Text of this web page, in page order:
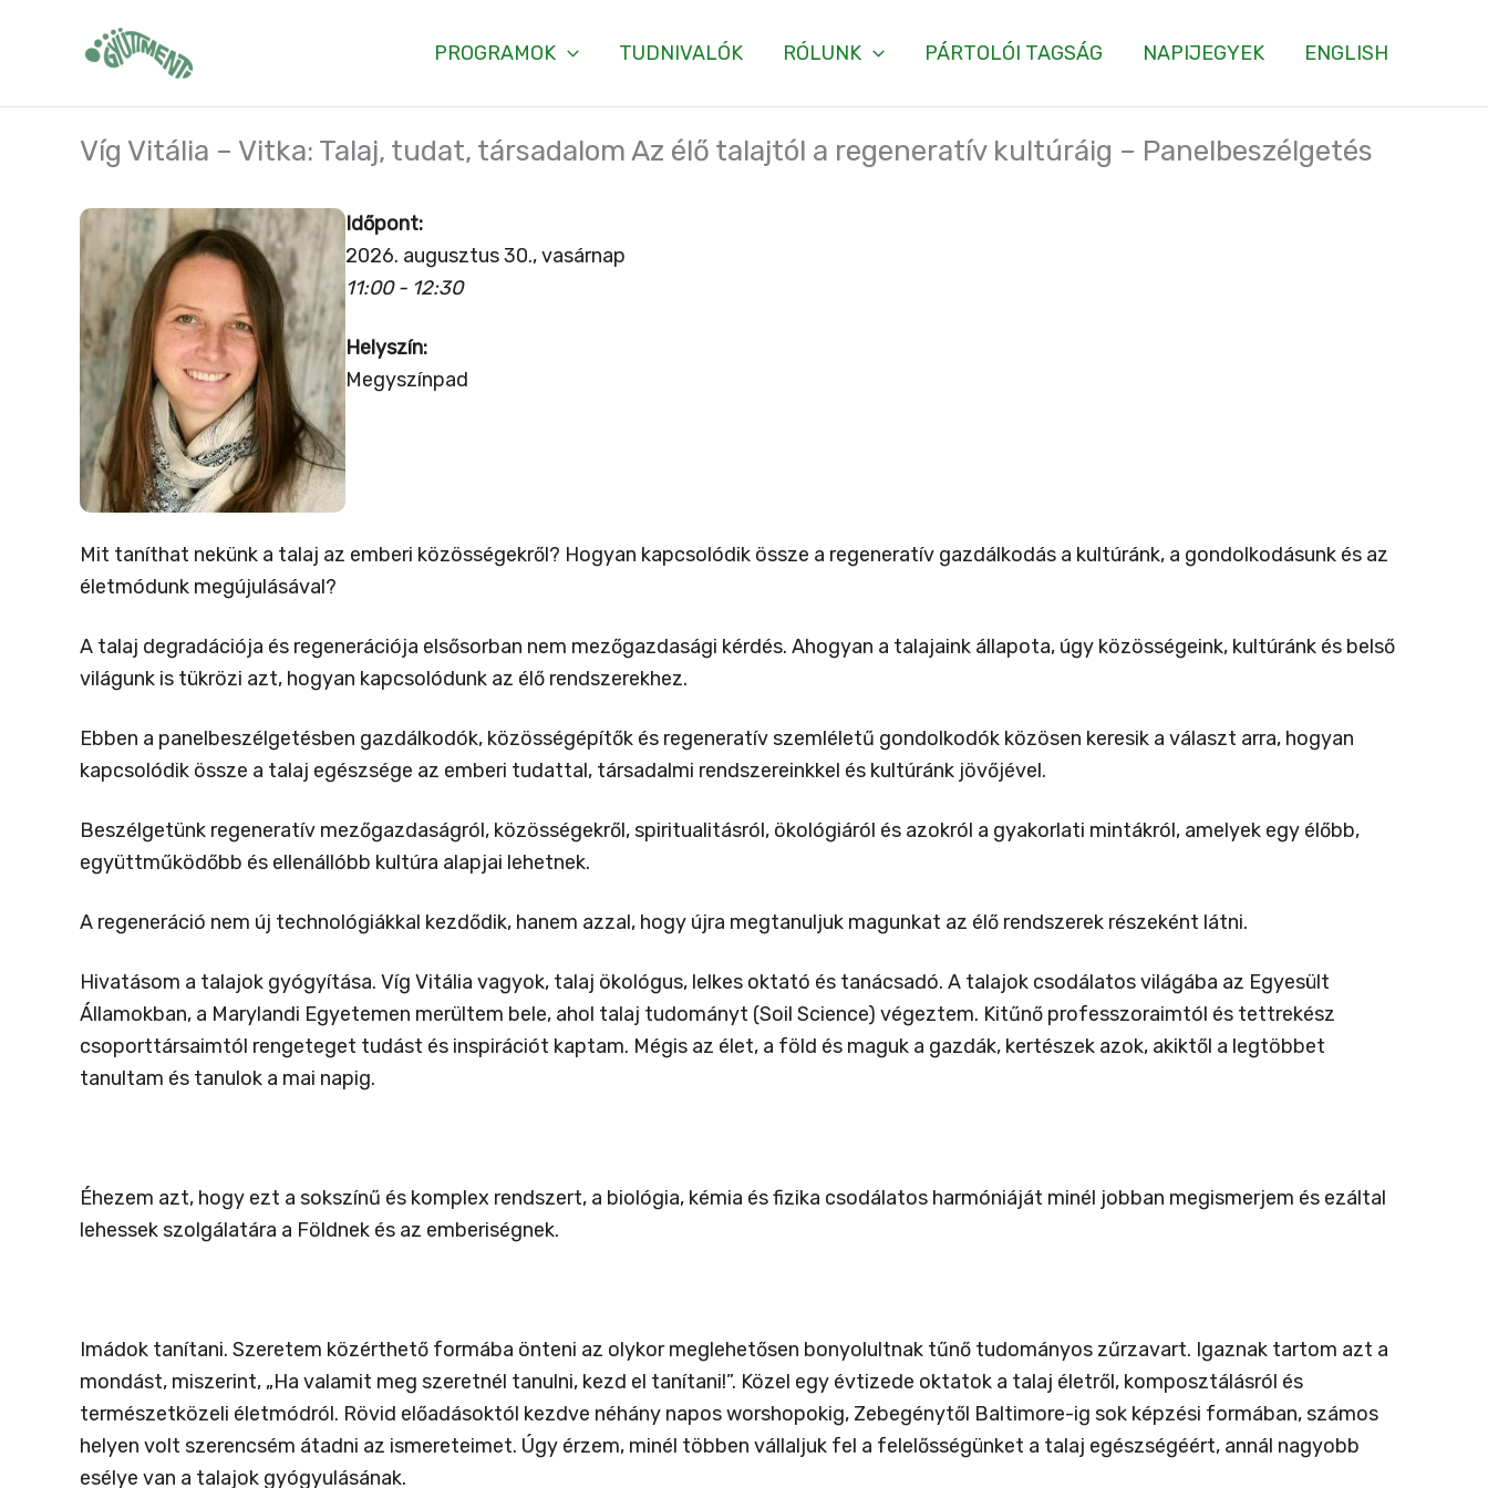
PROGRAMOK TUDNIVALÓK RÓLUNK PÁRTOLÓI TAGSÁG NAPIJEGYEK ENGLISH
Víg Vitália – Vitka: Talaj, tudat, társadalom Az élő talajtól a regeneratív kultúráig – Panelbeszélgetés
Időpont:
2026. augusztus 30., vasárnap
11:00 - 12:30
Helyszín:
Megyszínpad
Mit taníthat nekünk a talaj az emberi közösségekről? Hogyan kapcsolódik össze a regeneratív gazdálkodás a kultúránk, a gondolkodásunk és az
életmódunk megújulásával?
A talaj degradációja és regenerációja elsősorban nem mezőgazdasági kérdés. Ahogyan a talajaink állapota, úgy közösségeink, kultúránk és belső
világunk is tükrözi azt, hogyan kapcsolódunk az élő rendszerekhez.
Ebben a panelbeszélgetésben gazdálkodók, közösségépítők és regeneratív szemléletű gondolkodók közösen keresik a választ arra, hogyan
kapcsolódik össze a talaj egészsége az emberi tudattal, társadalmi rendszereinkkel és kultúránk jövőjével.
Beszélgetünk regeneratív mezőgazdaságról, közösségekről, spiritualitásról, ökológiáról és azokról a gyakorlati mintákról, amelyek egy élőbb,
együttműködőbb és ellenállóbb kultúra alapjai lehetnek.
A regeneráció nem új technológiákkal kezdődik, hanem azzal, hogy újra megtanuljuk magunkat az élő rendszerek részeként látni.
Hivatásom a talajok gyógyítása. Víg Vitália vagyok, talaj ökológus, lelkes oktató és tanácsadó. A talajok csodálatos világába az Egyesült
Államokban, a Marylandi Egyetemen merültem bele, ahol talaj tudományt (Soil Science) végeztem. Kitűnő professzoraimtól és tettrekész
csoporttársaimtól rengeteget tudást és inspirációt kaptam. Mégis az élet, a föld és maguk a gazdák, kertészek azok, akiktől a legtöbbet
tanultam és tanulok a mai napig.
Éhezem azt, hogy ezt a sokszínű és komplex rendszert, a biológia, kémia és fizika csodálatos harmóniáját minél jobban megismerjem és ezáltal
lehessek szolgálatára a Földnek és az emberiségnek.
Imádok tanítani. Szeretem közérthető formába önteni az olykor meglehetősen bonyolultnak tűnő tudományos zűrzavart. Igaznak tartom azt a
mondást, miszerint, „Ha valamit meg szeretnél tanulni, kezd el tanítani!”. Közel egy évtizede oktatok a talaj életről, komposztálásról és
természetközeli életmódról. Rövid előadásoktól kezdve néhány napos worshopokig, Zebegénytől Baltimore-ig sok képzési formában, számos
helyen volt szerencsém átadni az ismereteimet. Úgy érzem, minél többen vállaljuk fel a felelősségünket a talaj egészségéért, annál nagyobb
esélye van a talajok gyógyulásának.